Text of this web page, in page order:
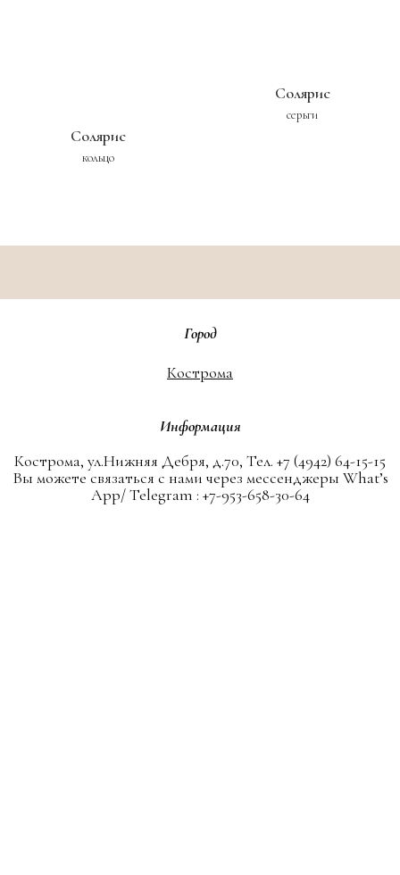
Солярис
кольцо
Солярис
серьги
Город
Кострома
Информация
Кострома, ул.Нижняя Дебря, д.70, Тел. +7 (4942) 64-15-15
Вы можете связаться с нами через мессенджеры What’s
App/ Telegram : +7-953-658-30-64